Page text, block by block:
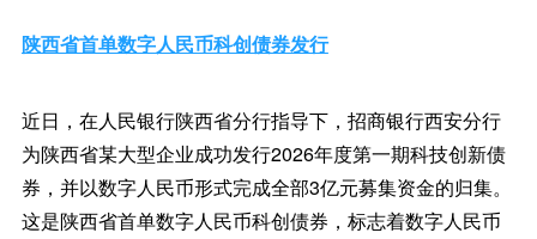
陕西省首单数字人民币科创债券发行
近日，在人民银行陕西省分行指导下，招商银行西安分行
为陕西省某大型企业成功发行2026年度第一期科技创新债
券，并以数字人民币形式完成全部3亿元募集资金的归集。
这是陕西省首单数字人民币科创债券，标志着数字人民币